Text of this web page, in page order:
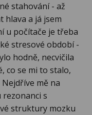
stahování - až
hlava a já jsem
u počítače je třeba
stresové období -
hodně, necvičila
co se mi to stalo,
mě na
s
struktury mozku